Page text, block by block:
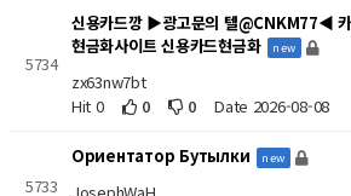
5734
신용카드깡 ▶광고문의 텔@CNKM77◀ 카
현금화사이트 신용카드현금화
new
zx63nw7bt
Hit 0
0 0 Date 2026-08-08
5733
Ориентатор Бутылки new